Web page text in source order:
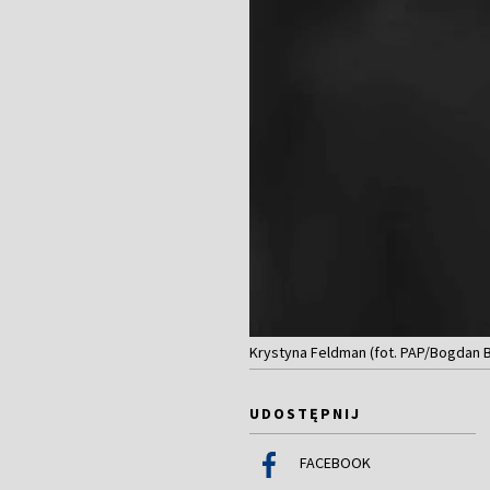
Krystyna Feldman (fot. PAP/Bogdan
UDOSTĘPNIJ
FACEBOOK